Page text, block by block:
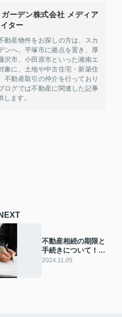
ガーデン株式会社 メディア
ター
動産物件をお探しの方は、スカ
ンへ。平塚市に拠点を置き、厚
沢市、小田原市といった湘南エ
象に、土地や中古住宅・新築住
不動産取引の仲介を行っており
ログでは不動産に関連した記事
します。
NEXT
不動産相続の期限と
手続きについて！相
続登記・相続税・準
2024.11.05